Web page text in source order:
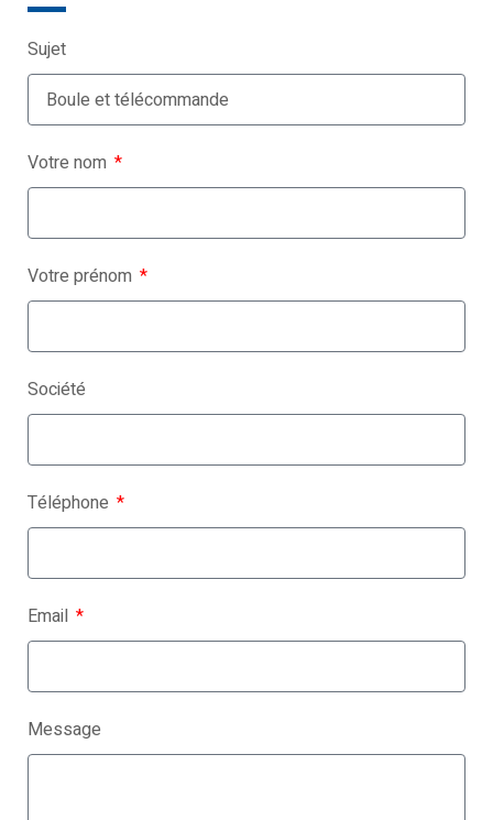
Sujet
Votre nom
Votre prénom
Société
Téléphone
Email
Message